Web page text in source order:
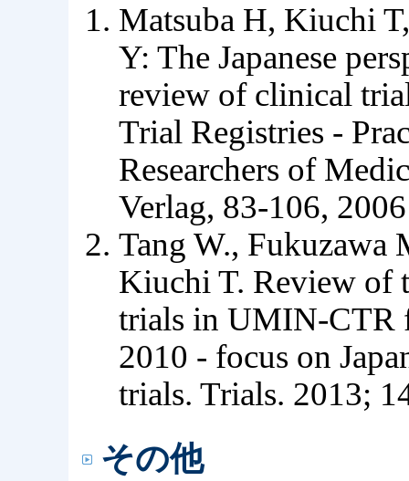
Matsuba H, Kiuchi
Y: The Japanese
review of clinical
Trial Registries -
Researchers of
Verlag, 83-106, 2006
Tang W., Fukuzawa
Kiuchi T. Review of
trials in UMIN-CTR
2010 - focus on
trials. Trials. 2013;
その他